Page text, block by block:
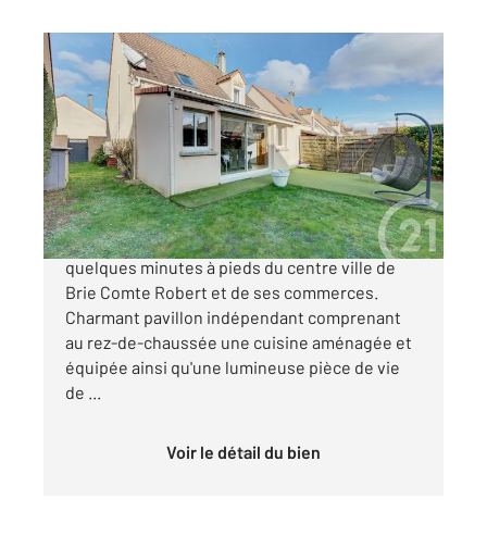
BRIE COMTE ROBERT 77
117,55 m
2, 6 pièces
Ref : 24792
Maison à vendre
379 500 €
Dans un quartier pavillonnaire calme, à
quelques minutes à pieds du centre ville de
Brie Comte Robert et de ses commerces.
Charmant pavillon indépendant comprenant
au rez-de-chaussée une cuisine aménagée et
équipée ainsi qu'une lumineuse pièce de vie
de ...
Voir le détail du bien